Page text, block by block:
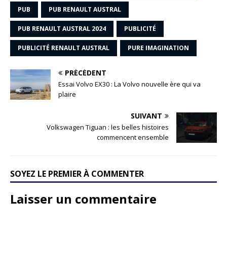
PUB PUB RENAULT AUSTRAL
PUB RENAULT AUSTRAL 2024 PUBLICITÉ
PUBLICITÉ RENAULT AUSTRAL PURE IMAGINATION
PRÉCÉDENT
Essai Volvo EX30 : La Volvo nouvelle ère qui va
plaire
SUIVANT
Volkswagen Tiguan : les belles histoires
commencent ensemble
SOYEZ LE PREMIER À COMMENTER
Laisser un commentaire